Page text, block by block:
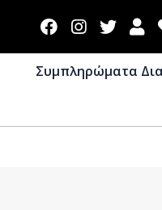
Συμπληρώματα